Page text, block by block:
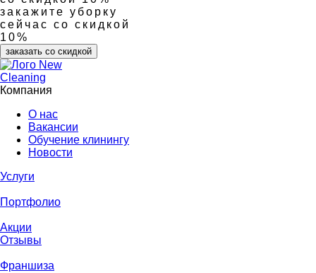
закажите уборку
сейчас со скидкой
10%
заказать со скидкой
Компания
О нас
Вакансии
Обучение клинингу
Новости
Услуги
Портфолио
Акции
Отзывы
Франшиза